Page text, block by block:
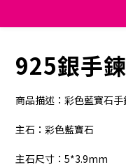
925銀手
商品描述：彩色藍寶石手
主石：彩色藍寶石
主石尺寸：5*3.9mm